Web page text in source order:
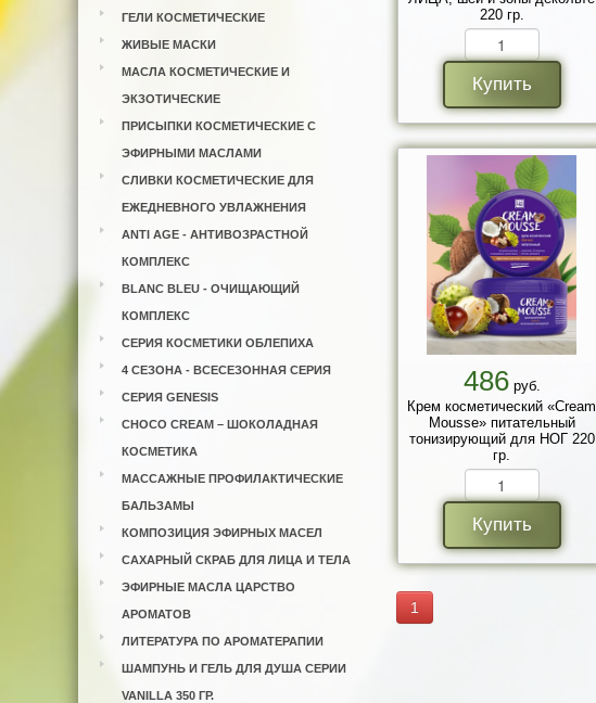
ГЕЛИ КОСМЕТИЧЕСКИЕ
ЖИВЫЕ МАСКИ
МАСЛА КОСМЕТИЧЕСКИЕ И
ЭКЗОТИЧЕСКИЕ
ПРИСЫПКИ КОСМЕТИЧЕСКИЕ С
ЭФИРНЫМИ МАСЛАМИ
СЛИВКИ КОСМЕТИЧЕСКИЕ ДЛЯ
ЕЖЕДНЕВНОГО УВЛАЖНЕНИЯ
ANTI AGE - АНТИВОЗРАСТНОЙ
КОМПЛЕКС
BLANC BLEU - ОЧИЩАЮЩИЙ
КОМПЛЕКС
СЕРИЯ КОСМЕТИКИ ОБЛЕПИХА
4 СЕЗОНА - ВСЕСЕЗОННАЯ СЕРИЯ
СЕРИЯ GENESIS
CHOCO CREAM – ШОКОЛАДНАЯ
КОСМЕТИКА
МАССАЖНЫЕ ПРОФИЛАКТИЧЕСКИЕ
БАЛЬЗАМЫ
КОМПОЗИЦИЯ ЭФИРНЫХ МАСЕЛ
САХАРНЫЙ СКРАБ ДЛЯ ЛИЦА И ТЕЛА
ЭФИРНЫЕ МАСЛА ЦАРСТВО
АРОМАТОВ
ЛИТЕРАТУРА ПО АРОМАТЕРАПИИ
ШАМПУНЬ И ГЕЛЬ ДЛЯ ДУША СЕРИИ
VANILLA 350 ГР.
220 гр.
Купить
486руб.
Крем косметический «Cream
Mousse» питательный
тонизирующий для НОГ 220
гр.
Купить
1